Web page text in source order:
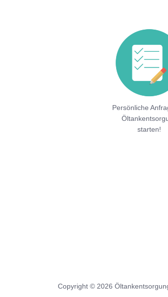
Persönliche
starten!
Copyright © 2026